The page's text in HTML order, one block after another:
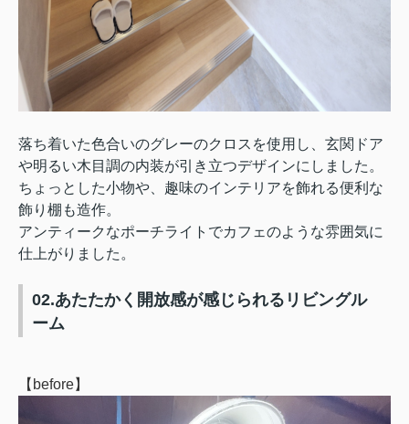
落ち着いた色合いのグレーのクロスを使用し、玄関ドア
や明るい木目調の内装が引き立つデザインにしました。
ちょっとした小物や、趣味のインテリアを飾れる便利な
飾り棚も造作。
アンティークなポーチライトでカフェのような雰囲気に
仕上がりました。
02.あたたかく開放感が感じられるリビングル
ーム
【before】